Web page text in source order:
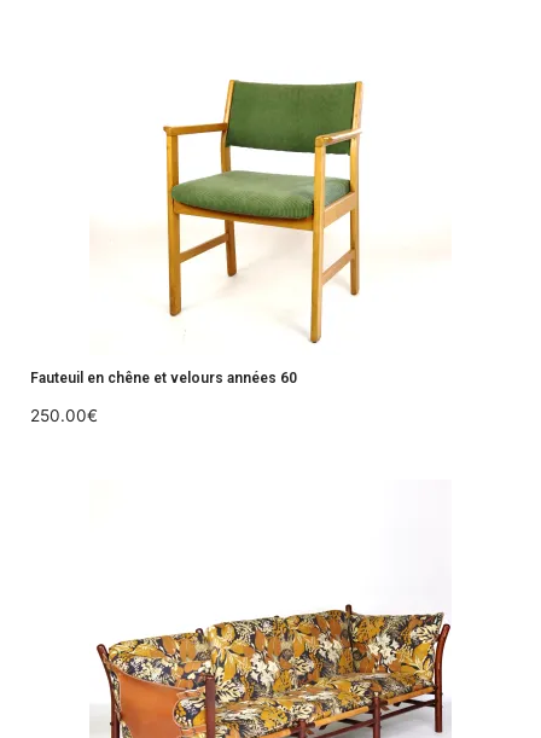
Fauteuil en chêne et velours années 60
250.00€